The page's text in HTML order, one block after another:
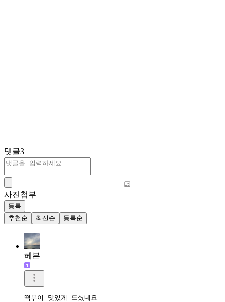
댓글3
사진첨부
등록
추천순
최신순 등록순
헤븐
떡볶이 맛있게 드셨네요